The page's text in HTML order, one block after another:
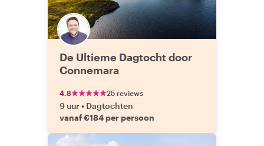
De Ultieme Dagtocht door
Connemara
4.8 25 reviews
9 uur • Dagtochten
vanaf €184 per persoon